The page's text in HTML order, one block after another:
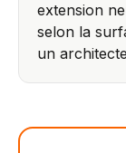
extension
selon la
un